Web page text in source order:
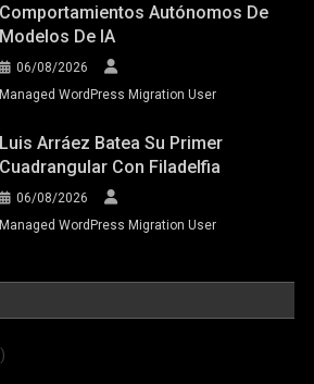
Comportamientos Autónomos De
Modelos De IA
06/08/2026
Managed WordPress Migration User
Luis Arráez Batea Su Primer
Cuadrangular Con Filadelfia
06/08/2026
Managed WordPress Migration User